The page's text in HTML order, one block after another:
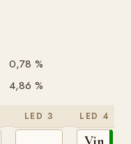
0,78 %
4,86 %
LED 3 LED 4